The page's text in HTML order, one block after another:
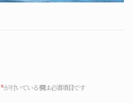
*が付いている欄は必須項目です